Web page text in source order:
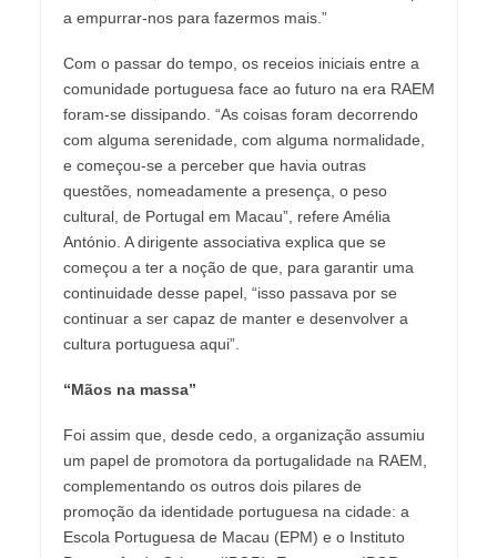
a empurrar-nos para fazermos mais.”
Com o passar do tempo, os receios iniciais entre a
comunidade portuguesa face ao futuro na era RAEM
foram-se dissipando. “As coisas foram decorrendo
com alguma serenidade, com alguma normalidade,
e começou-se a perceber que havia outras
questões, nomeadamente a presença, o peso
cultural, de Portugal em Macau”, refere Amélia
António. A dirigente associativa explica que se
começou a ter a noção de que, para garantir uma
continuidade desse papel, “isso passava por se
continuar a ser capaz de manter e desenvolver a
cultura portuguesa aqui”.
“Mãos na massa”
Foi assim que, desde cedo, a organização assumiu
um papel de promotora da portugalidade na RAEM,
complementando os outros dois pilares de
promoção da identidade portuguesa na cidade: a
Escola Portuguesa de Macau (EPM) e o Instituto